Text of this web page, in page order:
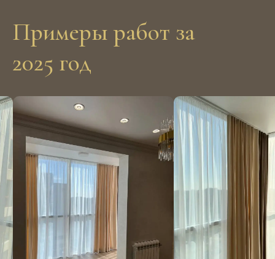
Примеры работ за
2025 год